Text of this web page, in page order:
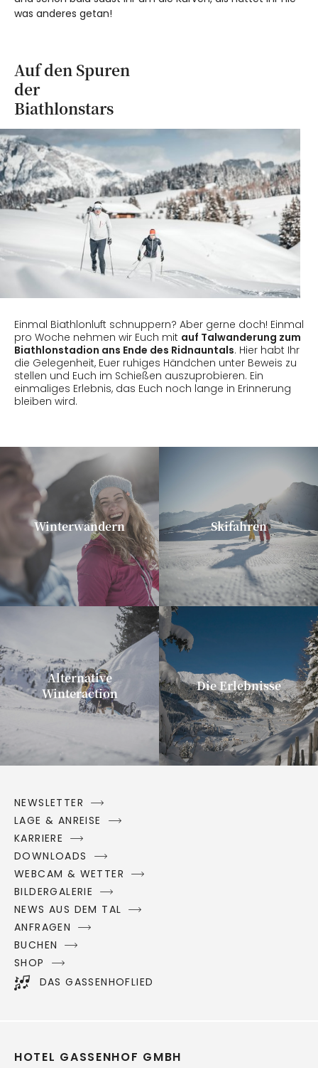
was anderes getan!
Auf den Spuren
der
Biathlonstars
Einmal Biathlonluft schnuppern? Aber gerne doch! Einmal
pro Woche nehmen wir Euch mit auf Talwanderung zum
Biathlonstadion ans Ende des Ridnauntals. Hier habt Ihr
die Gelegenheit, Euer ruhiges Händchen unter Beweis zu
stellen und Euch im Schießen auszuprobieren. Ein
einmaliges Erlebnis, das Euch noch lange in Erinnerung
bleiben wird.
Winterwandern Skifahren
Alternative
Winteraction
Die Erlebnisse
NEWSLETTER
LAGE & ANREISE
KARRIERE
DOWNLOADS
WEBCAM & WETTER
BILDERGALERIE
NEWS AUS DEM TAL
ANFRAGEN
BUCHEN
SHOP
DAS GASSENHOFLIED
HOTEL GASSENHOF GMBH